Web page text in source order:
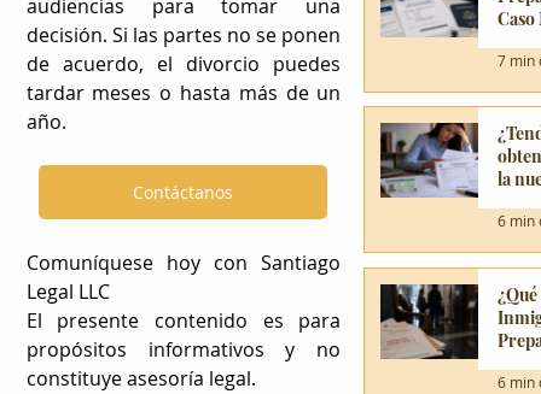
audiencias para tomar una
decisión. Si las partes no se ponen
de acuerdo, el divorcio puedes
tardar meses o hasta más de un
año.
Contáctanos
Comuníquese hoy con Santiago
Legal LLC
El presente contenido es para
propósitos informativos y no
constituye asesoría legal.
7 min
la
6 min
6 min